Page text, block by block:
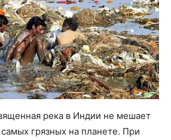
река в Индии не мешает
грязных на планете. При